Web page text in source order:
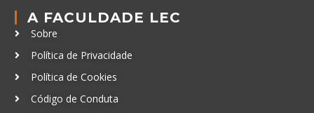
A FACULDADE LEC
Sobre
Política de Privacidade
Política de Cookies
Código de Conduta